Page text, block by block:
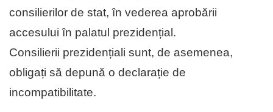
consilierilor de stat, în vederea aprobării
accesului în palatul prezidențial.
Consilierii prezidențiali sunt, de asemenea,
obligați să depună o declarație de
incompatibilitate.